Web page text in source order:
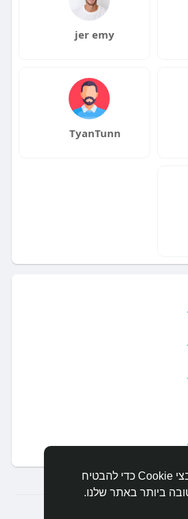
אתר זה משתמש בקובצי Cookie כדי להבטיח
ביותר באתר שלנו.
jer emy
TyanTunn